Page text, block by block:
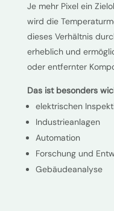
Je mehr Pixel ein
wird die
dieses Verhältnis
erheblich und
oder entfernter
Das ist besonders
elektrischen
Industrieanlagen
Automation
Forschung und
Gebäudeanalyse